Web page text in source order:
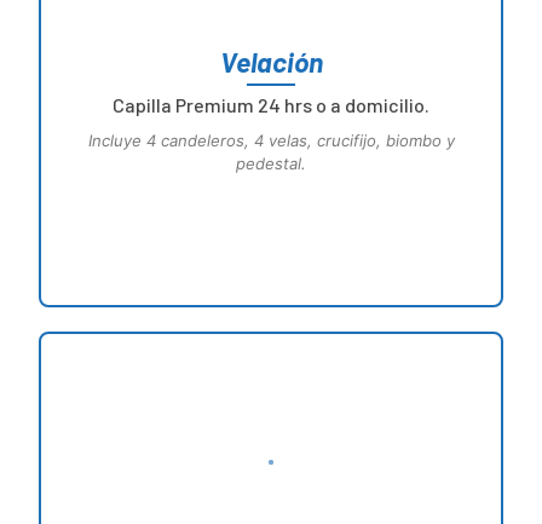
Velación
Capilla Premium 24 hrs o a domicilio.
Incluye 4 candeleros, 4 velas, crucifijo, biombo y
pedestal.